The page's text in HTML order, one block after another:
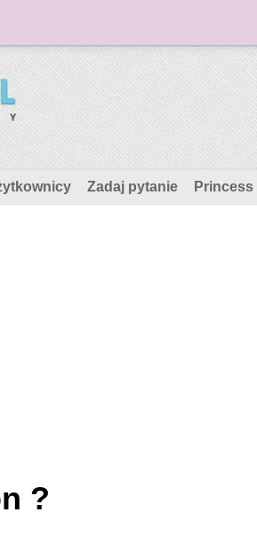
Zadaj pytanie Princess
?